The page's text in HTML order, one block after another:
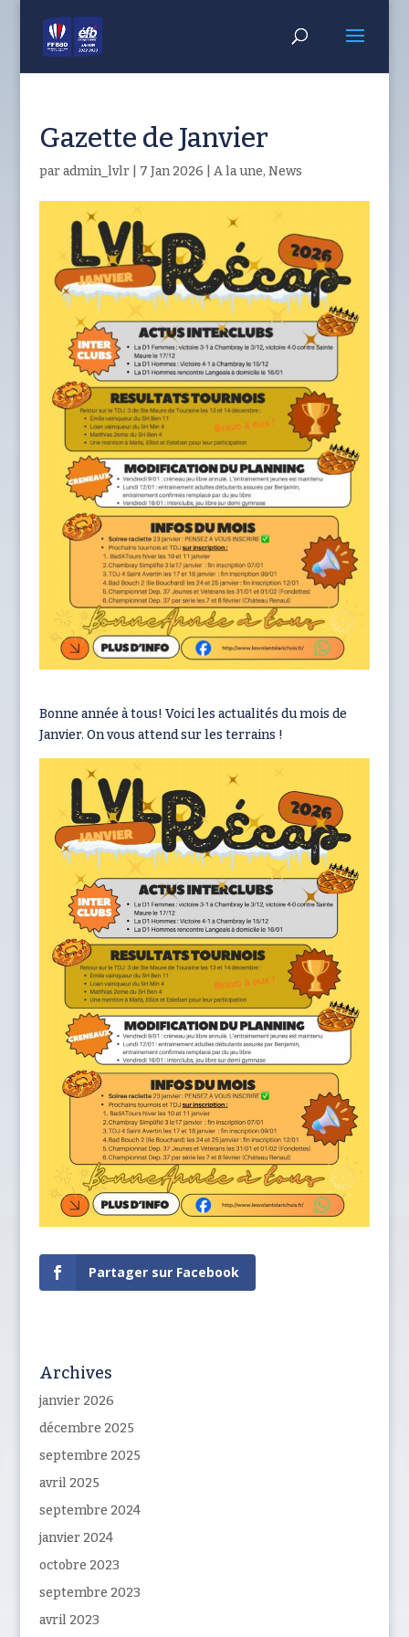
Gazette de Janvier
paradmin_lvlr| 7 Jan 2026 A la une, News
Bonne année à tous! Voici les actualités du mois de
Janvier. On vous attend sur les terrains !
Partager sur Facebook
Archives
janvier 2026
décembre 2025
septembre 2025
avril 2025
septembre 2024
janvier 2024
octobre 2023
septembre 2023
avril 2023